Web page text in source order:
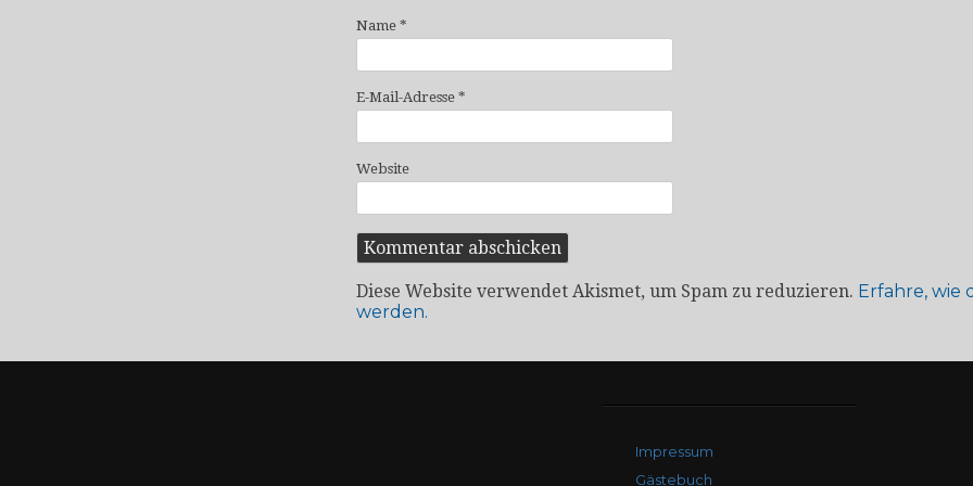
Name *
E-Mail-Adresse *
Website
Diese Website verwendet Akismet, um Spam zu reduzieren. Erfahre, wie
werden.
Impressum
Gästebuch